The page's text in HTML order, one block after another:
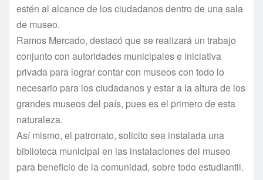
estén al alcance de los ciudadanos dentro de una sala
de museo.
Ramos Mercado, destacó que se realizará un trabajo
conjunto con autoridades municipales e iniciativa
privada para lograr contar con museos con todo lo
necesario para los ciudadanos y estar a la altura de los
grandes museos del paí­s, pues es el primero de esta
naturaleza.
Así­ mismo, el patronato, solicito sea instalada una
biblioteca municipal en las instalaciones del museo
para beneficio de la comunidad, sobre todo estudiantil.